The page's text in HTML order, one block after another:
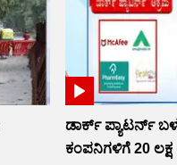
ಡಾರ್ಕ್ ಪ್ಯಾಟರ್ನ್
ಕಂಪನಿಗಳಿಗೆ 20